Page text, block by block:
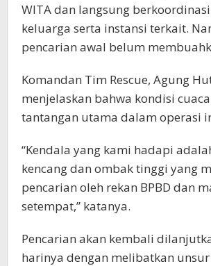
WITA dan langsung
keluarga serta instansi terkait.
pencarian awal belum
Komandan Tim Rescue, Agung
menjelaskan bahwa kondisi
tantangan utama dalam operasi
“Kendala yang kami hadapi
kencang dan ombak tinggi yang
pencarian oleh rekan BPBD dan
setempat,” katanya.
Pencarian akan kembali
harinya dengan melibatkan unsur